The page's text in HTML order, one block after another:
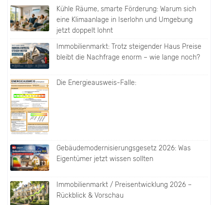
Kühle Räume, smarte Förderung: Warum sich
eine Klimaanlage in Iserlohn und Umgebung
jetzt doppelt lohnt
Immobilienmarkt: Trotz steigender Haus Preise
bleibt die Nachfrage enorm – wie lange noch?
Die Energieausweis-Falle:
Gebäudemodernisierungsgesetz 2026: Was
Eigentümer jetzt wissen sollten
Immobilienmarkt / Preisentwicklung 2026 –
Rückblick & Vorschau